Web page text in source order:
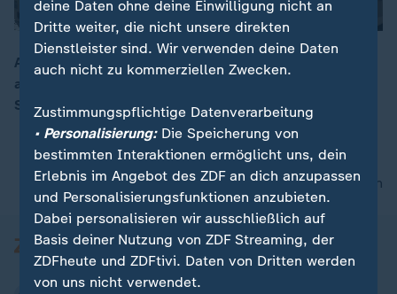
Am morgigen Tag der Bundeswehr erhalten Besucher
an zehn Standorten Einblicke hinter die Kulissen der
Streitkräfte. Die Truppe sucht händeringend Rekruten.
nach oben
deine Daten ohne deine Einwilligung nicht an
Dritte weiter, die nicht unsere direkten
Dienstleister sind. Wir verwenden deine Daten
auch nicht zu kommerziellen Zwecken.
Zustimmungspflichtige Datenverarbeitung
• Personalisierung:Die Speicherung von
bestimmten Interaktionen ermöglicht uns, dein
Erlebnis im Angebot des ZDF an dich anzupassen
und Personalisierungsfunktionen anzubieten.
Dabei personalisieren wir ausschließlich auf
Basis deiner Nutzung von ZDF Streaming, der
ZDFheute und ZDFtivi. Daten von Dritten werden
von uns nicht verwendet.